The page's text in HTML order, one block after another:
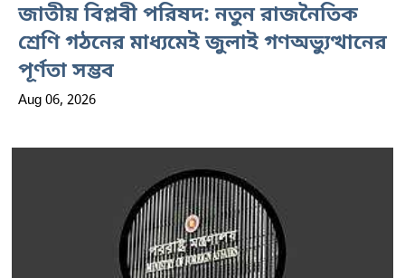
জাতীয় বিপ্লবী পরিষদ: নতুন রাজনৈতিক
শ্রেণি গঠনের মাধ্যমেই জুলাই গণঅভ্যুত্থানের
পূর্ণতা সম্ভব
Aug 06, 2026